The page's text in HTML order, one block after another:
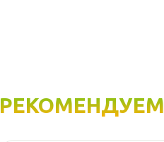
РЕКОМЕНДУЕМ